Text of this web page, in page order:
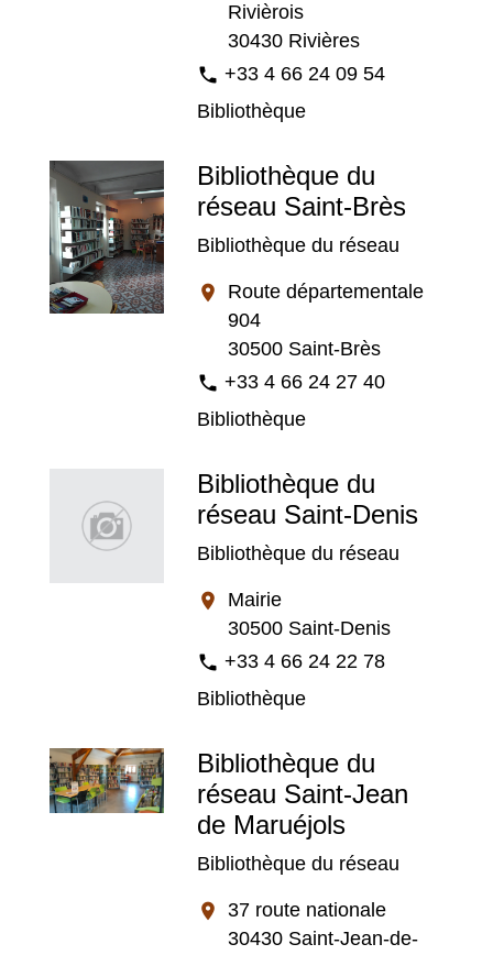
Rivièrois
30430 Rivières
phone +33 4 66 24 09 54
Bibliothèque
Bibliothèque du
réseau Saint-Brès
Bibliothèque du réseau
location_on
Route départementale
904
30500 Saint-Brès
phone +33 4 66 24 27 40
Bibliothèque
Bibliothèque du
réseau Saint-Denis
Bibliothèque du réseau
location_on
Mairie
30500 Saint-Denis
phone +33 4 66 24 22 78
Bibliothèque
Bibliothèque du
réseau Saint-Jean
de Maruéjols
Bibliothèque du réseau
location_on
37 route nationale
30430 Saint-Jean-de-